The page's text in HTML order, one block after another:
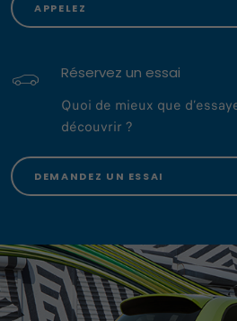
APPELEZ
Réservez un essai
Quoi de mieux que
découvrir ?
DEMANDEZ UN ESSAI